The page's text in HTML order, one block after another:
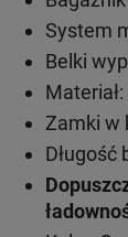
System
Belki
Zamki w
Długość